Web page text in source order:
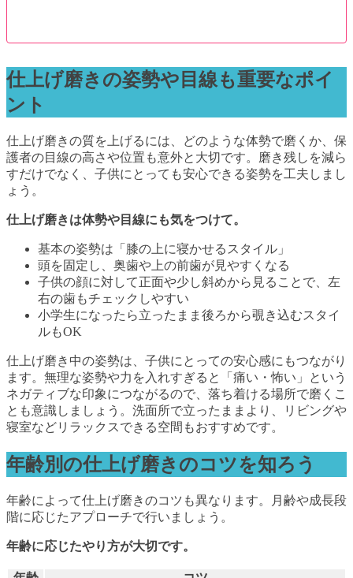
仕上げ磨きの姿勢や目線も重要なポイ
ント
仕上げ磨きの質を上げるには、どのような体勢で磨くか、保
護者の目線の高さや位置も意外と大切です。磨き残しを減ら
すだけでなく、子供にとっても安心できる姿勢を工夫しまし
ょう。
仕上げ磨きは体勢や目線にも気をつけて。
基本の姿勢は「膝の上に寝かせるスタイル」
頭を固定し、奥歯や上の前歯が見やすくなる
子供の顔に対して正面や少し斜めから見ることで、左
右の歯もチェックしやすい
小学生になったら立ったまま後ろから覗き込むスタイ
ルもOK
仕上げ磨き中の姿勢は、子供にとっての安心感にもつながり
ます。無理な姿勢や力を入れすぎると「痛い・怖い」という
ネガティブな印象につながるので、落ち着ける場所で磨くこ
とも意識しましょう。洗面所で立ったままより、リビングや
寝室などリラックスできる空間もおすすめです。
年齢別の仕上げ磨きのコツを知ろう
年齢によって仕上げ磨きのコツも異なります。月齢や成長段
階に応じたアプローチで行いましょう。
年齢に応じたやり方が大切です。